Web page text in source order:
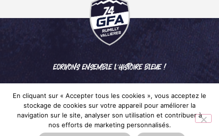
ECRIVONS ENSEMBLE L'HISTOIRE BLEUE !
Mentions légales – © 2024 GFA RUMILLY VALLIÈRES
En cliquant sur « Accepter tous les cookies », vous acceptez le
stockage de cookies sur votre appareil pour améliorer la
navigation sur le site, analyser son utilisation et contribuer à
nos efforts de marketing personnalisés.